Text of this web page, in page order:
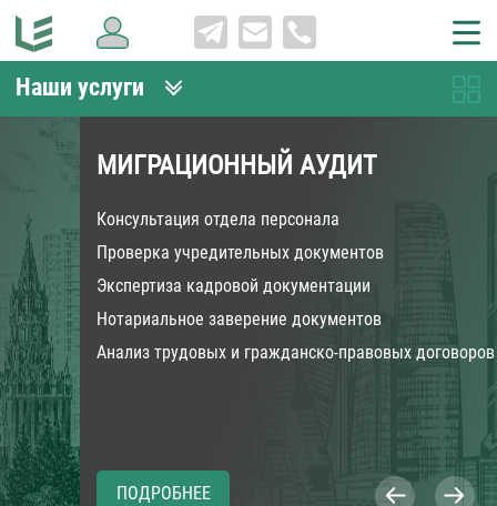
Наши услуги
МИГРАЦИОННЫЙ АУДИТ
Консультация отдела персонала
Проверка учредительных документов
Экспертиза кадровой документации
Нотариальное заверение документов
Анализ трудовых и гражданско-правовых договоров
ПОДРОБНЕЕ